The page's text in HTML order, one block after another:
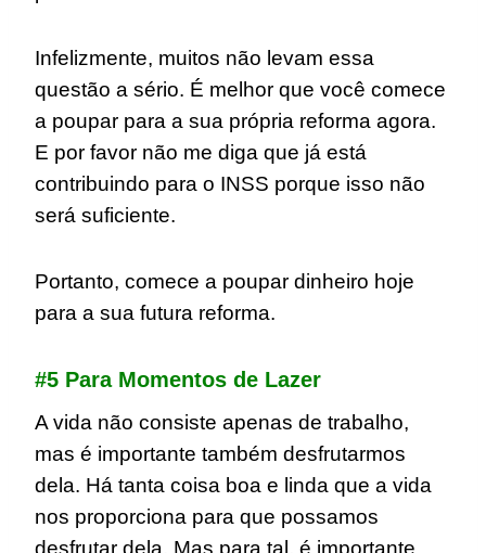
Infelizmente, muitos não levam essa
questão a sério. É melhor que você comece
a poupar para a sua própria reforma agora.
E por favor não me diga que já está
contribuindo para o INSS porque isso não
será suficiente.
Portanto, comece a poupar dinheiro hoje
para a sua futura reforma.
#5 Para Momentos de Lazer
A vida não consiste apenas de trabalho,
mas é importante também desfrutarmos
dela. Há tanta coisa boa e linda que a vida
nos proporciona para que possamos